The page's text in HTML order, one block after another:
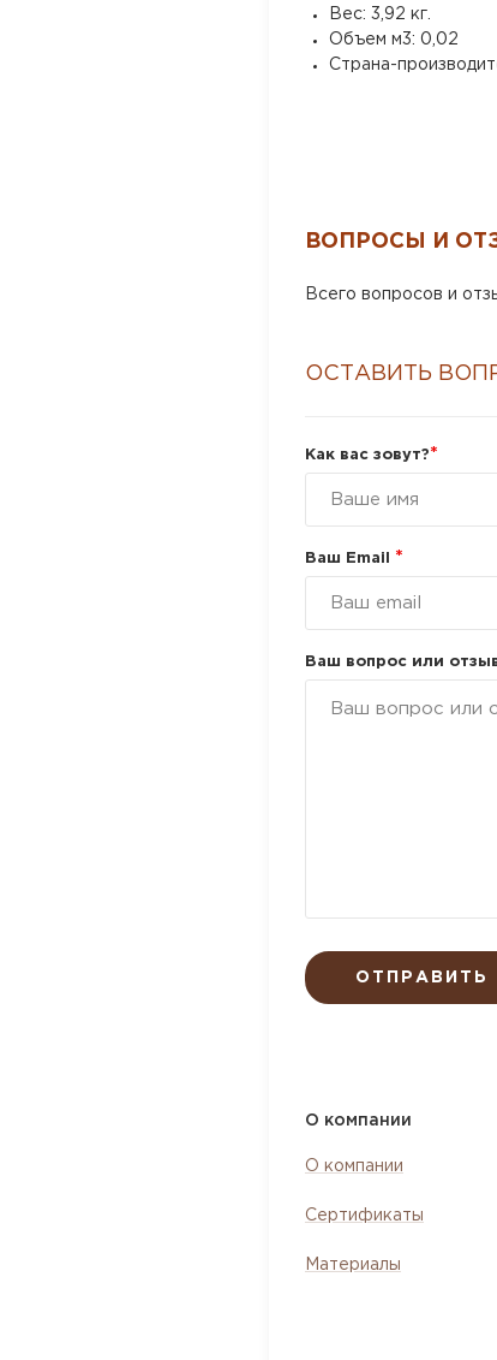
Вес: 3,92 кг.
Объем м3: 0,02
Страна-
ВОПРОСЫ И
Всего вопросов и
ОСТАВИТЬ
Как вас зовут?*
Ваш Email *
Ваш вопрос или
ОТПРАВИТЬ
О компании
О компании
Сертификаты
Материалы